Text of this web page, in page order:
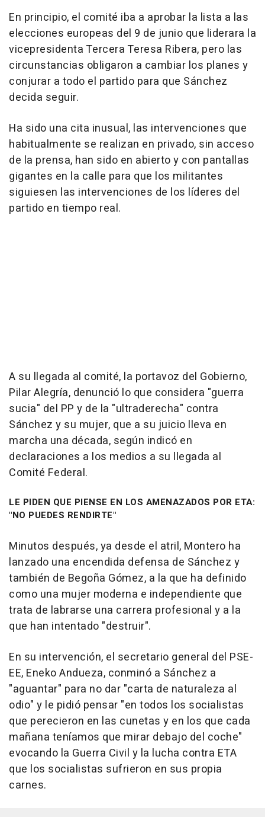
En principio, el comité iba a aprobar la lista a las
elecciones europeas del 9 de junio que liderara la
vicepresidenta Tercera Teresa Ribera, pero las
circunstancias obligaron a cambiar los planes y
conjurar a todo el partido para que Sánchez
decida seguir.
Ha sido una cita inusual, las intervenciones que
habitualmente se realizan en privado, sin acceso
de la prensa, han sido en abierto y con pantallas
gigantes en la calle para que los militantes
siguiesen las intervenciones de los líderes del
partido en tiempo real.
A su llegada al comité, la portavoz del Gobierno,
Pilar Alegría, denunció lo que considera "guerra
sucia" del PP y de la "ultraderecha" contra
Sánchez y su mujer, que a su juicio lleva en
marcha una década, según indicó en
declaraciones a los medios a su llegada al
Comité Federal.
LE PIDEN QUE PIENSE EN LOS AMENAZADOS POR ETA:
"NO PUEDES RENDIRTE"
Minutos después, ya desde el atril, Montero ha
lanzado una encendida defensa de Sánchez y
también de Begoña Gómez, a la que ha definido
como una mujer moderna e independiente que
trata de labrarse una carrera profesional y a la
que han intentado "destruir".
En su intervención, el secretario general del PSE-
EE, Eneko Andueza, conminó a Sánchez a
"aguantar" para no dar "carta de naturaleza al
odio" y le pidió pensar "en todos los socialistas
que perecieron en las cunetas y en los que cada
mañana teníamos que mirar debajo del coche"
evocando la Guerra Civil y la lucha contra ETA
que los socialistas sufrieron en sus propia
carnes.